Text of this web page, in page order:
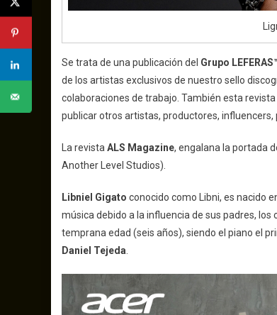
Se trata de una publicación del Grupo
de los artistas exclusivos de nuestro sello
colaboraciones de trabajo. También esta
publicar otros artistas, productores,
La revista ALS Magazine, engalana la portada
Another Level Studios).
Libniel Gigato conocido como Libni, es nacido
música debido a la influencia de sus padres,
temprana edad (seis años), siendo el piano el
Daniel Tejeda